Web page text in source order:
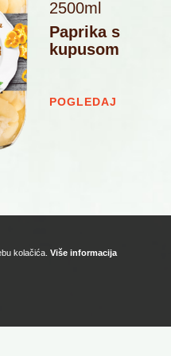
kolačića. Više informacija
2500ml
Paprika s
kupusom
POGLEDAJ